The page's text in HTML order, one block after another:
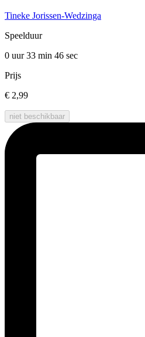
Tineke Jorissen-Wedzinga
Speelduur
0 uur 33 min 46 sec
Prijs
€ 2,99
niet beschikbaar